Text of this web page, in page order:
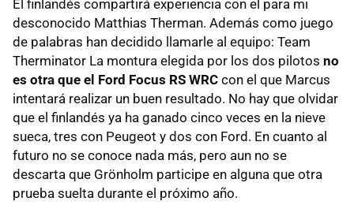
El finlandés compartirá experiencia con el para mi
desconocido Matthias Therman. Además como juego
de palabras han decidido llamarle al equipo: Team
Therminator La montura elegida por los dos pilotos no
es otra que el Ford Focus RS WRC con el que Marcus
intentará realizar un buen resultado. No hay que olvidar
que el finlandés ya ha ganado cinco veces en la nieve
sueca, tres con Peugeot y dos con Ford. En cuanto al
futuro no se conoce nada más, pero aun no se
descarta que Grönholm participe en alguna que otra
prueba suelta durante el próximo año.